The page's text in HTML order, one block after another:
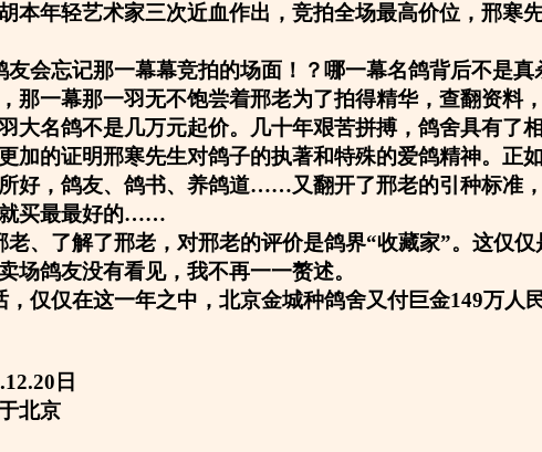
本年轻艺术家三次近血作出，竞拍全场最高价位，邢寒
会忘记那一幕幕竞拍的场面！？哪一幕名鸽背后不是真
那一幕那一羽无不饱尝着邢老为了拍得精华，查翻资料
大名鸽不是几万元起价。几十年艰苦拼搏，鸽舍具有了
加的证明邢寒先生对鸽子的执著和特殊的爱鸽精神。正
好，鸽友、鸽书、养鸽道……又翻开了邢老的引种标准
就买最最好的……
、了解了邢老，对邢老的评价是鸽界“收藏家”。这仅仅
场鸽友没有看见，我不再一一赘述。
仅仅在这一年之中，北京金城种鸽舍又付巨金149万人
日